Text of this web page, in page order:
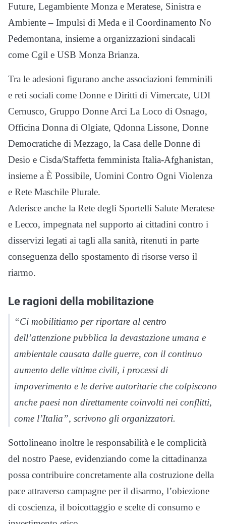
Future, Legambiente Monza e Meratese, Sinistra e
Ambiente – Impulsi di Meda e il Coordinamento No
Pedemontana, insieme a organizzazioni sindacali
come Cgil e USB Monza Brianza.
Tra le adesioni figurano anche associazioni femminili
e reti sociali come Donne e Diritti di Vimercate, UDI
Cernusco, Gruppo Donne Arci La Loco di Osnago,
Officina Donna di Olgiate, Qdonna Lissone, Donne
Democratiche di Mezzago, la Casa delle Donne di
Desio e Cisda/Staffetta femminista Italia-Afghanistan,
insieme a È Possibile, Uomini Contro Ogni Violenza
e Rete Maschile Plurale.
Aderisce anche la Rete degli Sportelli Salute Meratese
e Lecco, impegnata nel supporto ai cittadini contro i
disservizi legati ai tagli alla sanità, ritenuti in parte
conseguenza dello spostamento di risorse verso il
riarmo.
Le ragioni della mobilitazione
“Ci mobilitiamo per riportare al centro
dell’attenzione pubblica la devastazione umana e
ambientale causata dalle guerre, con il continuo
aumento delle vittime civili, i processi di
impoverimento e le derive autoritarie che colpiscono
anche paesi non direttamente coinvolti nei conflitti,
come l’Italia”, scrivono gli organizzatori.
Sottolineano inoltre le responsabilità e le complicità
del nostro Paese, evidenziando come la cittadinanza
possa contribuire concretamente alla costruzione della
pace attraverso campagne per il disarmo, l’obiezione
di coscienza, il boicottaggio e scelte di consumo e